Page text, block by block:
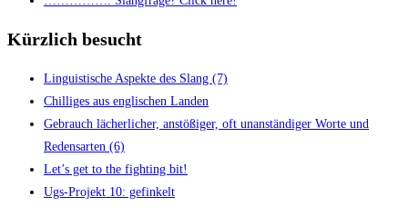
Kürzlich besucht
Lin­gu­is­ti­sche Aspek­te des Slang (7)
Chil­li­ges aus eng­li­schen Landen
Gebrauch lächer­li­cher, anstö­ßi­ger, oft unan­stän­di­ger Wor­te und
Redens­ar­ten (6)
Let’s get to the fight­ing bit!
Ugs-Pro­jekt 10: gefinkelt